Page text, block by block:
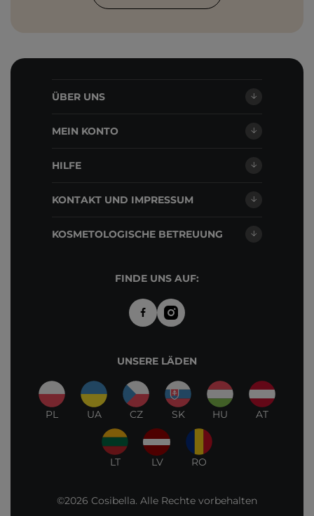
ÜBER UNS
MEIN KONTO
HILFE
KONTAKT UND IMPRESSUM
KOSMETOLOGISCHE BETREUUNG
FINDE UNS AUF:
UNSERE LÄDEN
PL UA CZ SK HU AT
LT LV RO
©2026 Cosibella. Alle Rechte vorbehalten